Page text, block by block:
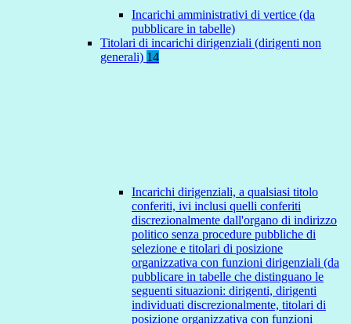
Incarichi amministrativi di vertice (da
pubblicare in tabelle)
Titolari di incarichi dirigenziali (dirigenti non
generali) 14
Incarichi dirigenziali, a qualsiasi titolo
conferiti, ivi inclusi quelli conferiti
discrezionalmente dall'organo di indirizzo
politico senza procedure pubbliche di
selezione e titolari di posizione
organizzativa con funzioni dirigenziali (da
pubblicare in tabelle che distinguano le
seguenti situazioni: dirigenti, dirigenti
individuati discrezionalmente, titolari di
posizione organizzativa con funzioni